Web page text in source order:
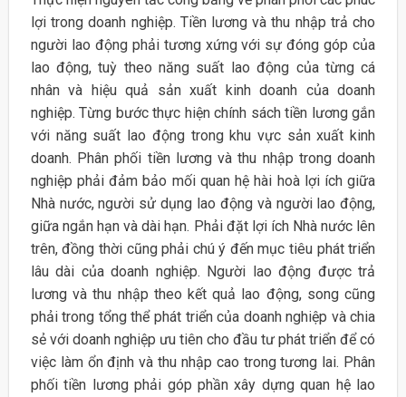
lợi trong doanh nghiệp. Tiền lương và thu nhập trả cho
người lao động phải tương xứng với sự đóng góp của
lao động, tuỳ theo năng suất lao động của từng cá
nhân và hiệu quả sản xuất kinh doanh của doanh
nghiệp. Từng bước thực hiện chính sách tiền lương gắn
với năng suất lao động trong khu vực sản xuất kinh
doanh. Phân phối tiền lương và thu nhập trong doanh
nghiệp phải đảm bảo mối quan hệ hài hoà lợi ích giữa
Nhà nước, người sử dụng lao động và người lao động,
giữa ngắn hạn và dài hạn. Phải đặt lợi ích Nhà nước lên
trên, đồng thời cũng phải chú ý đến mục tiêu phát triển
lâu dài của doanh nghiệp. Người lao động được trả
lương và thu nhập theo kết quả lao động, song cũng
phải trong tổng thể phát triển của doanh nghiệp và chia
sẻ với doanh nghiệp ưu tiên cho đầu tư phát triển để có
việc làm ổn định và thu nhập cao trong tương lai. Phân
phối tiền lương phải góp phần xây dựng quan hệ lao